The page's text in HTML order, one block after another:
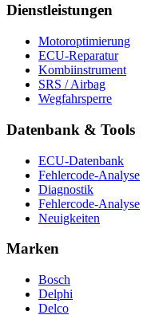
Dienstleistungen
Motoroptimierung
ECU-Reparatur
Kombiinstrument
SRS / Airbag
Wegfahrsperre
Datenbank & Tools
ECU-Datenbank
Fehlercode-Analyse
Diagnostik
Fehlercode-Analyse
Neuigkeiten
Marken
Bosch
Delphi
Delco